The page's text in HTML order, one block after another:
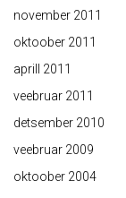
november 2011
oktoober 2011
aprill 2011
veebruar 2011
detsember 2010
veebruar 2009
oktoober 2004